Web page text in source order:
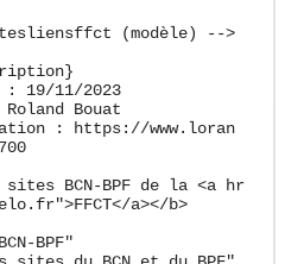
(modèle) -->
11/2023
Bouat
: https://www.loran
sites BCN-BPF de la <a hr
a></b>
BPF"